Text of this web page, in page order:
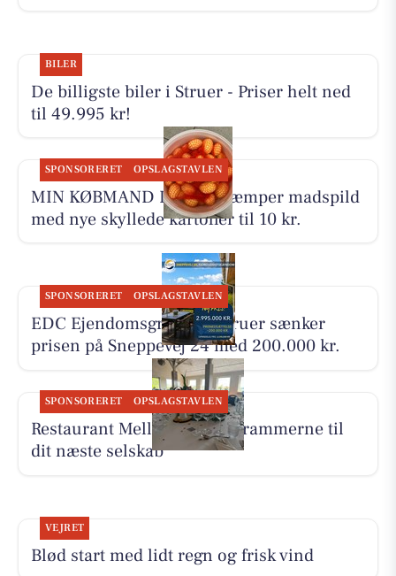
BILER
De billigste biler i Struer - Priser helt ned
til 49.995 kr!
SPONSORERET OPSLAGSTAVLEN
MIN KØBMAND I ASP bekæmper madspild
med nye skyllede kartofler til 10 kr.
SPONSORERET OPSLAGSTAVLEN
EDC Ejen­doms­grup­pen Struer sænker
prisen på Sneppevej 24 med 200.000 kr.
SPONSORERET OPSLAGSTAVLEN
Restaurant Mellow tilbyder rammerne til
dit næste selskab
VEJRET
Blød start med lidt regn og frisk vind